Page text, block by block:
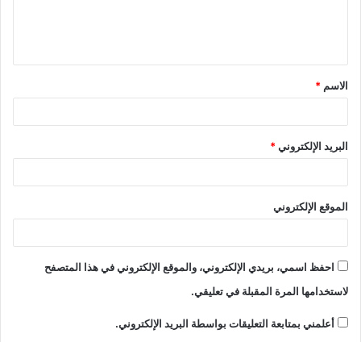
ق
*
الاسم *
البريد الإلكتروني*
الموقع الإلكتروني
احفظ اسمي، بريدي الإلكتروني، والموقع الإلكتروني في هذا المتصفح
لاستخدامها المرة المقبلة في تعليقي.
أعلمني بمتابعة التعليقات بواسطة البريد الإلكتروني.